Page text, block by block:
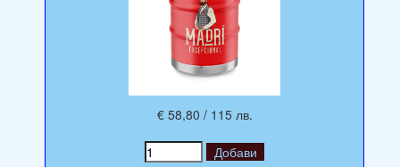
€ 58,80 / 115 лв.